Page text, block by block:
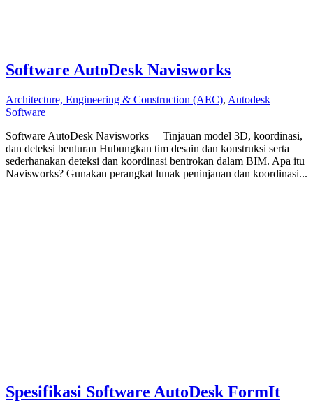
Software AutoDesk Navisworks
Architecture, Engineering & Construction (AEC), Autodesk
Software
Software AutoDesk Navisworks Tinjauan model 3D, koordinasi,
dan deteksi benturan Hubungkan tim desain dan konstruksi serta
sederhanakan deteksi dan koordinasi bentrokan dalam BIM. Apa itu
Navisworks? Gunakan perangkat lunak peninjauan dan koordinasi...
Spesifikasi Software AutoDesk FormIt